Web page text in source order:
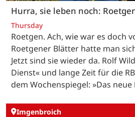
Hurra, sie leben noch:
Thursday
Roetgen. Ach, wie war es doch
Roetgener Blätter hatte man
Jetzt sind sie wieder da. Rolf
Dienst« und lange Zeit für die
dem Wochenspiegel: »Das
Imgenbroich